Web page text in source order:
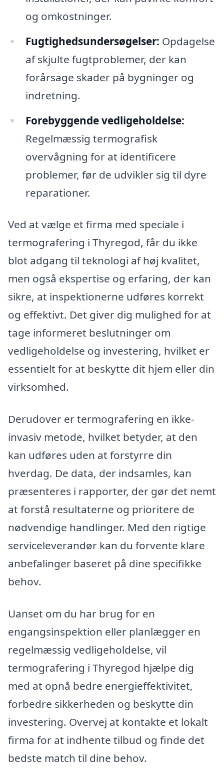
og omkostninger.
Fugtighedsundersøgelser: Opdagelse
af skjulte fugtproblemer, der kan
forårsage skader på bygninger og
indretning.
Forebyggende vedligeholdelse:
Regelmæssig termografisk
overvågning for at identificere
problemer, før de udvikler sig til dyre
reparationer.
Ved at vælge et firma med speciale i
termografering i Thyregod, får du ikke
blot adgang til teknologi af høj kvalitet,
men også ekspertise og erfaring, der kan
sikre, at inspektionerne udføres korrekt
og effektivt. Det giver dig mulighed for at
tage informeret beslutninger om
vedligeholdelse og investering, hvilket er
essentielt for at beskytte dit hjem eller din
virksomhed.
Derudover er termografering en ikke-
invasiv metode, hvilket betyder, at den
kan udføres uden at forstyrre din
hverdag. De data, der indsamles, kan
præsenteres i rapporter, der gør det nemt
at forstå resultaterne og prioritere de
nødvendige handlinger. Med den rigtige
serviceleverandør kan du forvente klare
anbefalinger baseret på dine specifikke
behov.
Uanset om du har brug for en
engangsinspektion eller planlægger en
regelmæssig vedligeholdelse, vil
termografering i Thyregod hjælpe dig
med at opnå bedre energieffektivitet,
forbedre sikkerheden og beskytte din
investering. Overvej at kontakte et lokalt
firma for at indhente tilbud og finde det
bedste match til dine behov.